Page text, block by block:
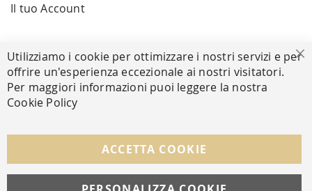
Il tuo Account
Facebook Instagram Whatsapp
Utilizziamo i cookie per ottimizzare i nostri servizi e per
offrire un'esperienza eccezionale ai nostri visitatori.
Per maggiori informazioni puoi leggere la nostra
Cookie Policy
ACCETTA COOKIE